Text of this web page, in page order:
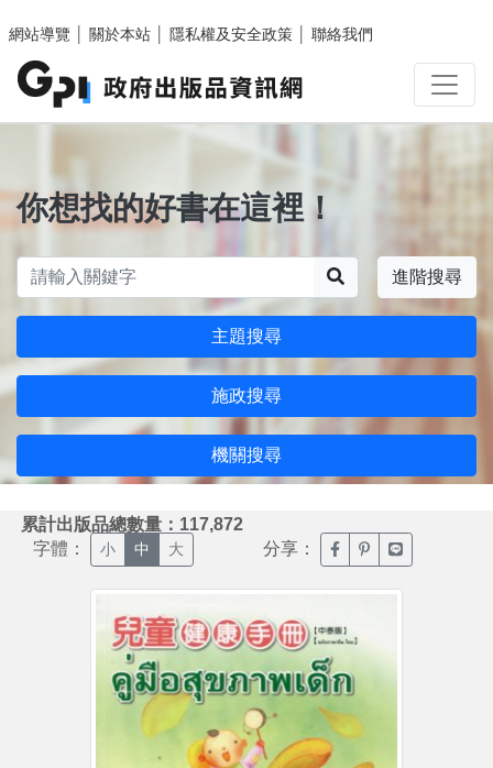
網站導覽
關於本站 隱私權及安全政策 聯絡我們
你想找的好書在這裡！
進階搜尋
主題搜尋
施政搜尋
機關搜尋
累計出版品總數量：117,872
字體： 小 中 大 分享： 臉書分享(另開新視窗)
噗浪分享(另開新
Line分享(另